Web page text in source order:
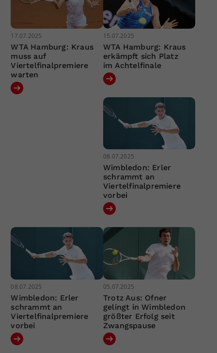
17.07.2025
WTA Hamburg: Kraus
muss auf
Viertelfinalpremiere
warten
15.07.2025
WTA Hamburg: Kraus
erkämpft sich Platz
im Achtelfinale
08.07.2025
Wimbledon: Erler
schrammt an
Viertelfinalpremiere
vorbei
08.07.2025
Wimbledon: Erler
schrammt an
Viertelfinalpremiere
vorbei
05.07.2025
Trotz Aus: Ofner
gelingt in Wimbledon
größter Erfolg seit
Zwangspause